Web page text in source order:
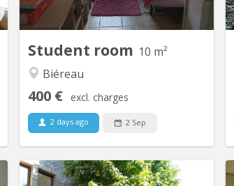
Student room 10 m²
Biéreau
400 € excl. charges
2 days ago 2 Sep
hauteur, chaise de bureau, penderie,
commode, un lavabo (eau chaude, eau
KV 709